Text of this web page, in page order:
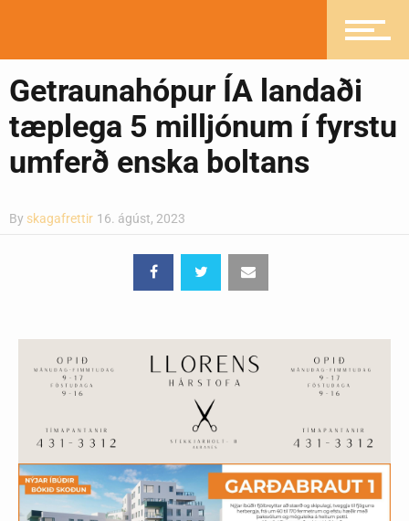
Pistlar
Greinasafn
Getraunahópur ÍA landaði
tæplega 5 milljónum í fyrstu
umferð enska boltans
By skagafrettir 16. ágúst, 2023